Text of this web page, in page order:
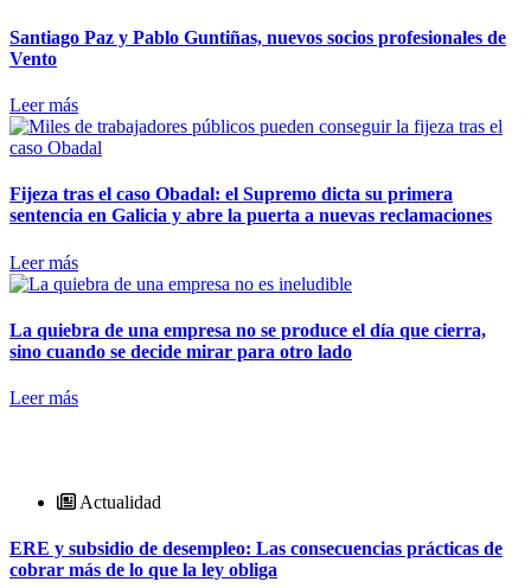
Santiago Paz y Pablo Guntiñas, nuevos socios profesionales de
Vento
Leer más
Fijeza tras el caso Obadal: el Supremo dicta su primera
sentencia en Galicia y abre la puerta a nuevas reclamaciones
Leer más
La quiebra de una empresa no se produce el día que cierra,
sino cuando se decide mirar para otro lado
Leer más
Actualidad
ERE y subsidio de desempleo: Las consecuencias prácticas de
cobrar más de lo que la ley obliga